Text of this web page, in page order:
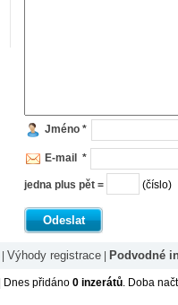
Jméno *
E-mail *
jedna plus pět = (číslo)
Odeslat
Výhody registrace Podvodné
| Dnes přidáno 0 inzerátů. Doba